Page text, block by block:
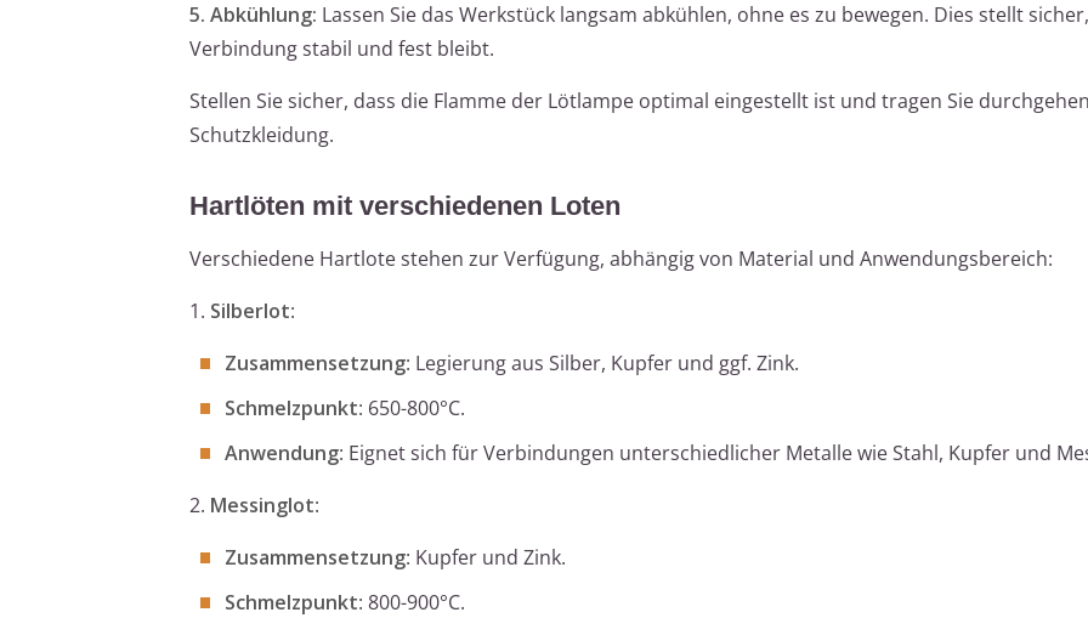
5. Abkühlung: Lassen Sie das Werkstück langsam abkühlen, ohne es zu bewegen. Dies stellt
Verbindung stabil und fest bleibt.
Stellen Sie sicher, dass die Flamme der Lötlampe optimal eingestellt ist und tragen Sie
Schutzkleidung.
Hartlöten mit verschiedenen Loten
Verschiedene Hartlote stehen zur Verfügung, abhängig von Material und Anwendungsbereich:
1. Silberlot:
Zusammensetzung: Legierung aus Silber, Kupfer und ggf. Zink.
Schmelzpunkt: 650-800°C.
Anwendung: Eignet sich für Verbindungen unterschiedlicher Metalle wie Stahl, Kupfer und
2. Messinglot:
Zusammensetzung: Kupfer und Zink.
Schmelzpunkt: 800-900°C.